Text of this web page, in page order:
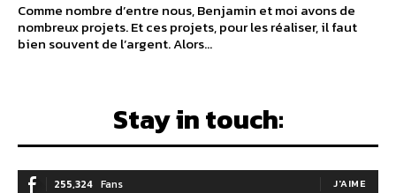
Comme nombre d’entre nous, Benjamin et moi avons de
nombreux projets. Et ces projets, pour les réaliser, il faut
bien souvent de l’argent. Alors...
Stay in touch:
255,324 Fans J'AIME